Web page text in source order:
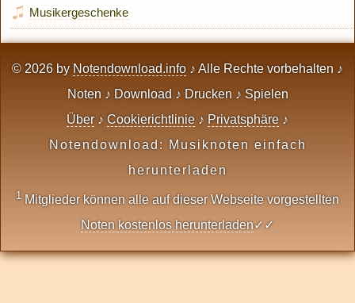
Musikergeschenke
© 2026 by Notendownload.info ♪ Alle Rechte vorbehalten ♪
Noten ♪ Download ♪ Drucken ♪ Spielen
Über ♪ Cookierichtlinie ♪ Privatsphäre ♪
Notendownload: Musiknoten einfach
herunterladen
1 Mitglieder können alle auf dieser Webseite vorgestellten
Noten kostenlos herunterladen✓✓